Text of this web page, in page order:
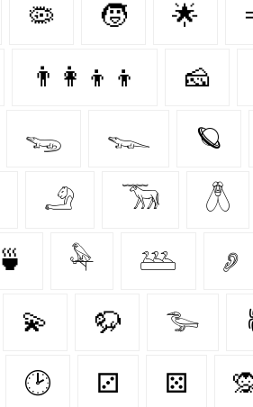
🦠 🧒 🌟
👨‍👩‍👦‍👦 🧀
𓆌 𓆊 🪐
𓄂 𓃞 𓆦
🍵 𓅆 𓅹 𓂈
💫 🦬 𓅧
🕑 ⚂ ⚄